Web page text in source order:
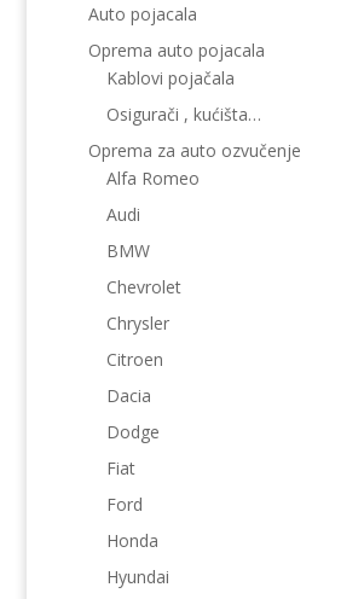
Auto pojacala
Oprema auto pojacala
Kablovi pojačala
Osigurači , kućišta…
Oprema za auto ozvučenje
Alfa Romeo
Audi
BMW
Chevrolet
Chrysler
Citroen
Dacia
Dodge
Fiat
Ford
Honda
Hyundai